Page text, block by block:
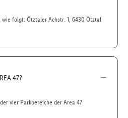
wie folgt: Ötztaler Achstr. 1, 6430 Ötztal
47?
vier Parkbereiche der Area 47